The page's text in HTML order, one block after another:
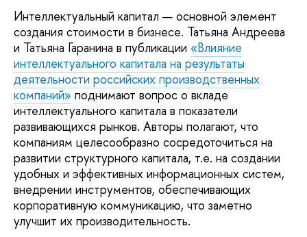
Интеллектуальный капитал — основной элемент
создания стоимости в бизнесе. Татьяна Андреева
и Татьяна Гаранина в публикации «Влияние
интеллектуального капитала на результаты
деятельности российских производственных
компаний» поднимают вопрос о вкладе
интеллектуального капитала в показатели
развивающихся рынков. Авторы полагают, что
компаниям целесообразно сосредоточиться на
развитии структурного капитала, т.е. на создании
удобных и эффективных информационных систем,
внедрении инструментов, обеспечивающих
корпоративную коммуникацию, что заметно
улучшит их производительность.